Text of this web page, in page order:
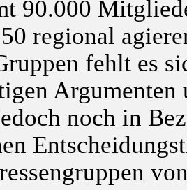
90.000
regional
fehlt es
noch in